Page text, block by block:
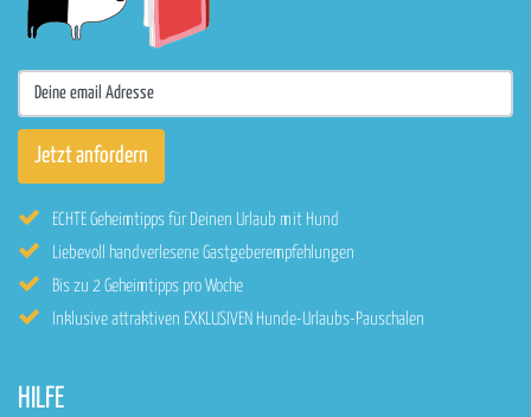
ECHTE Geheimtipps für Deinen Urlaub mit Hund
Liebevoll handverlesene Gastgeberempfehlungen
Bis zu 2 Geheimtipps pro Woche
Inklusive attraktiven EXKLUSIVEN Hunde-Urlaubs-Pauschalen
HILFE